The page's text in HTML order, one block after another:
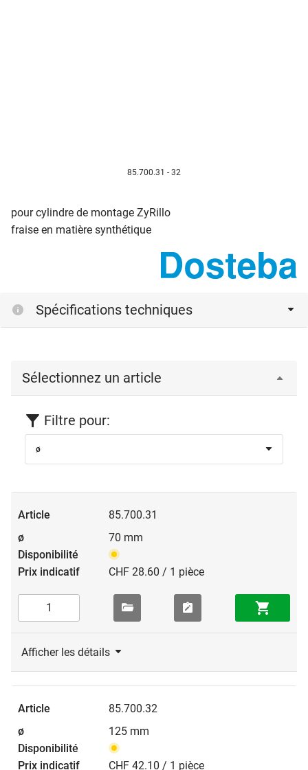
85.700.31 - 32
pour cylindre de montage ZyRillo
fraise en matière synthétique
Spécifications techniques
Sélectionnez un article
Filtre pour:
ø
85.700.31
70 mm
CHF 28.60 / 1 pièce
Afficher les détails
85.700.32
125 mm
CHF 42.10 / 1 pièce